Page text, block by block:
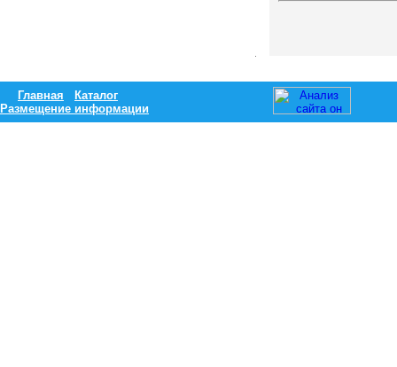
Главная
Каталог
Размещение информации